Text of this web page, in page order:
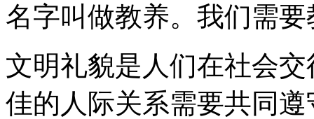
名字叫做教养。我们需
文明礼貌是人们在社会
佳的人际关系需要共同